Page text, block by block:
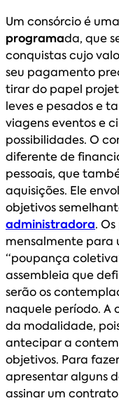
Um consórcio é uma
programada, que
conquistas cujo
seu pagamento
tirar do papel
leves e pesados e
viagens eventos e
possibilidades. O
diferente de
pessoais, que
aquisições. Ele
objetivos
administradora.
mensalmente para
“poupança
assembleia que
serão os
naquele período.
da modalidade,
antecipar a
objetivos. Para
apresentar alguns
assinar um